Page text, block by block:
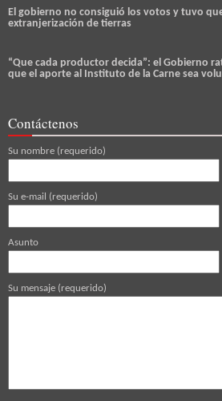
El gobierno no consiguió los votos y tuvo
extranjerización de tierras
“Que cada productor decida”: el Gobierno
que el aporte al Instituto de la Carne sea
Contáctenos
Su nombre (requerido)
Su e-mail (requerido)
Asunto
Su mensaje (requerido)